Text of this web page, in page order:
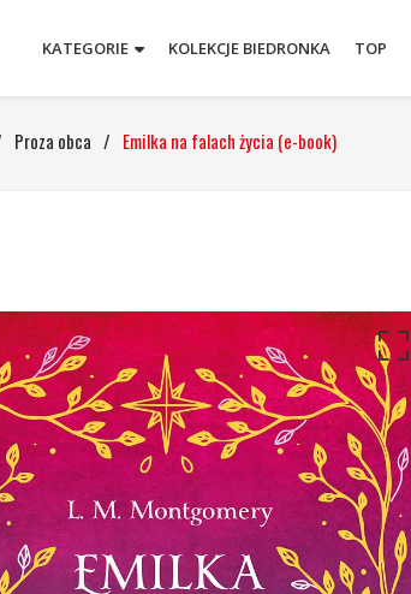
KATEGORIE KOLEKCJE BIEDRONKA TOP
Proza obca / Emilka na falach życia (e-book)